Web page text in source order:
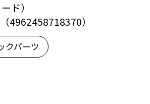
ド）
4962458718370）
クパーツ